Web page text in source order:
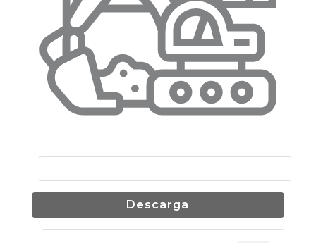
Descarga